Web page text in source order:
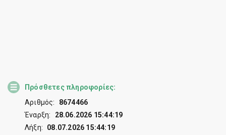
Πρόσθετες πληροφορίες:
Αριθμός:
8674466
Έναρξη:
28.06.2026 15:44:19
Λήξη:
08.07.2026 15:44:19